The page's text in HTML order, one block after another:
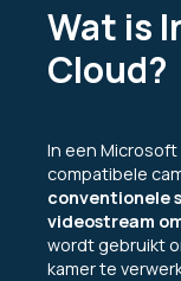
Wat is
Cloud?
In een Microsoft
compatibele
conventionele
videostream
wordt gebruikt
kamer te